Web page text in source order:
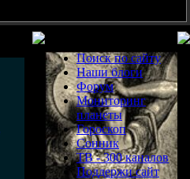
Поиск по сайту
Наши блоги
Форум
Мониторинг
планеты
Гороскоп
Сонник
ТВ - 300 каналов
Поддержи сайт